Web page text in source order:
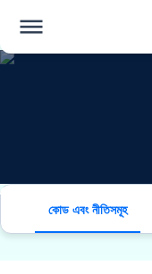
বিনিয়োগকারী সম্পর্ক
কোড এবং নীতিসমূহ